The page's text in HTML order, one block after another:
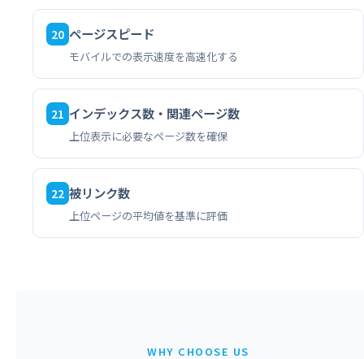
20 ページスピード
モバイルでの表示速度を高速化する
21 インデックス数・関連ページ数
上位表示に必要なページ数を確保
22 被リンク数
上位ページの平均値を基準に評価
WHY CHOOSE US